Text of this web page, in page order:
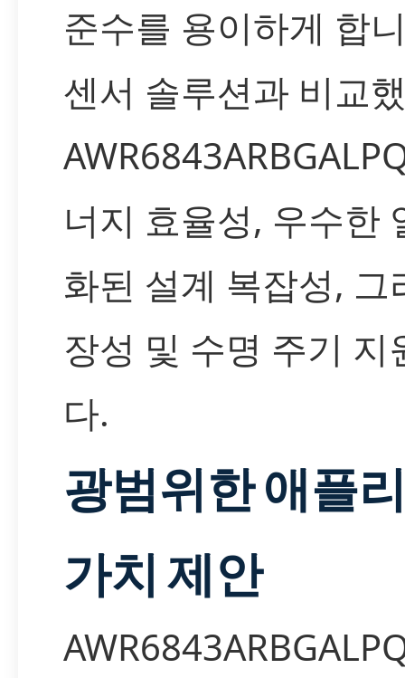
준수를 용이하게 합
센서 솔루션과 비교
너지 효율성, 우수한
화된 설계 복잡성,
장성 및 수명 주기
다.
광범위한 애플
가치 제안